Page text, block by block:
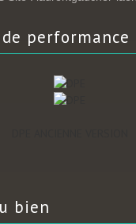
performance
bien